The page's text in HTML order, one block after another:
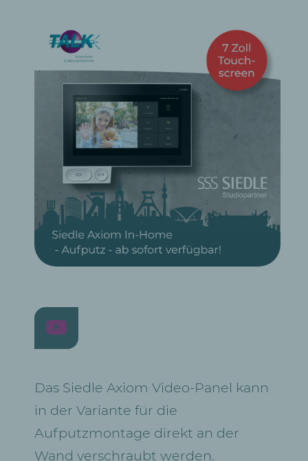
Das Siedle Axiom Video-Panel kann
in der Variante für die
Aufputzmontage direkt an der
Wand verschraubt werden.